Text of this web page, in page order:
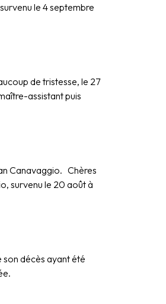
le 4 septembre
de tristesse, le 27
assistant puis
Canavaggio. Chères
survenu le 20 août à
son décès ayant été